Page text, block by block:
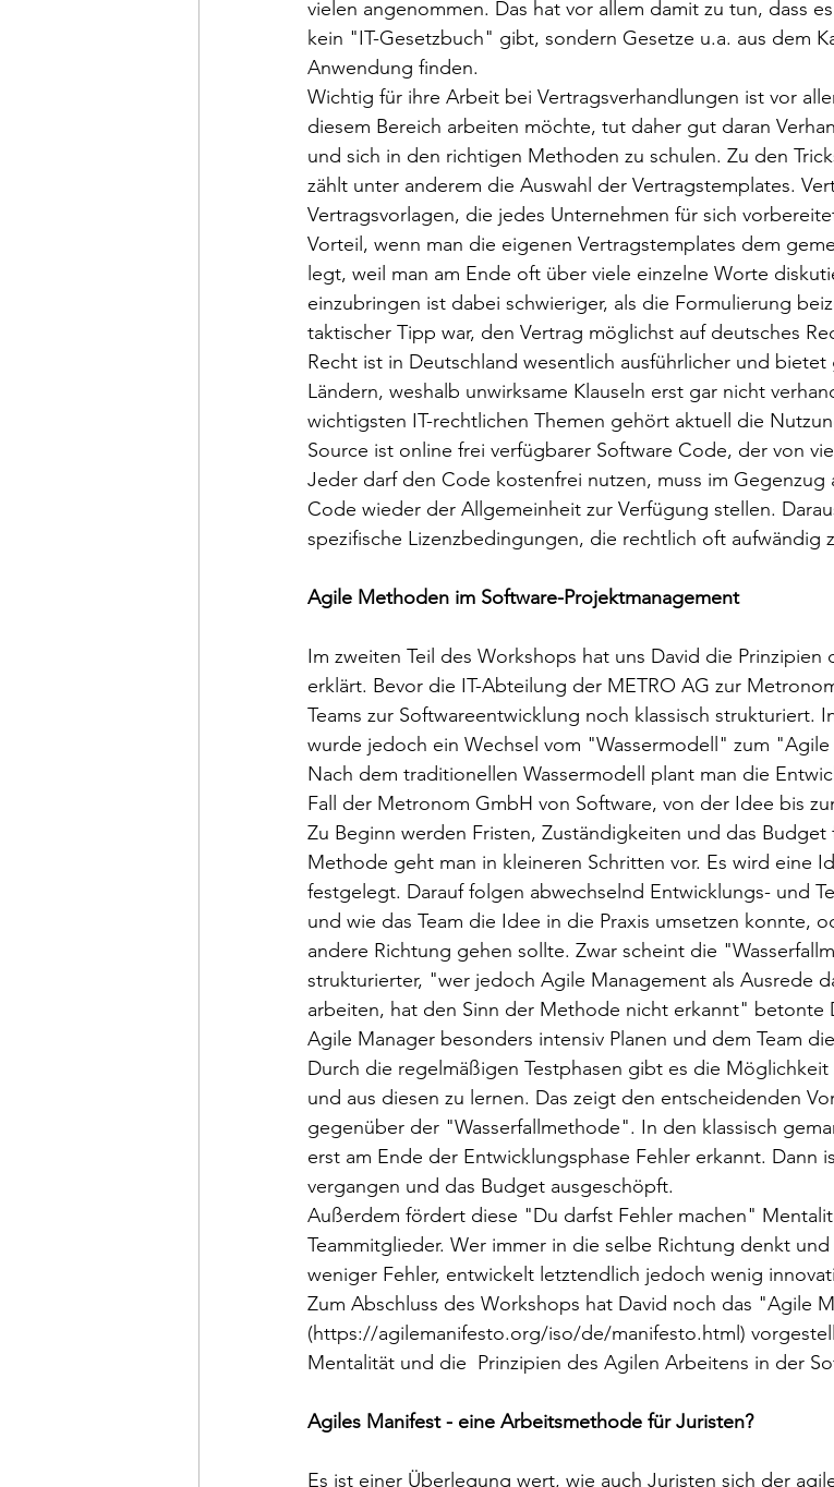
vielen angenommen. Das hat vor allem damit zu tun, dass
kein "IT-Gesetzbuch" gibt, sondern Gesetze u.a. aus dem
Anwendung finden.
Wichtig für ihre Arbeit bei Vertragsverhandlungen ist vor
diesem Bereich arbeiten möchte, tut daher gut daran
und sich in den richtigen Methoden zu schulen. Zu den
zählt unter anderem die Auswahl der Vertragstemplates.
Vertragsvorlagen, die jedes Unternehmen für sich
Vorteil, wenn man die eigenen Vertragstemplates dem
legt, weil man am Ende oft über viele einzelne Worte
einzubringen ist dabei schwieriger, als die Formulierung
taktischer Tipp war, den Vertrag möglichst auf deutsches
Recht ist in Deutschland wesentlich ausführlicher und
Ländern, weshalb unwirksame Klauseln erst gar nicht
wichtigsten IT-rechtlichen Themen gehört aktuell die
Source ist online frei verfügbarer Software Code, der von
Jeder darf den Code kostenfrei nutzen, muss im
Code wieder der Allgemeinheit zur Verfügung stellen.
spezifische Lizenzbedingungen, die rechtlich oft aufwändig
Agile Methoden im Software-Projektmanagement
Im zweiten Teil des Workshops hat uns David die
erklärt. Bevor die IT-Abteilung der METRO AG zur
Teams zur Softwareentwicklung noch klassisch strukturiert.
wurde jedoch ein Wechsel vom "Wassermodell" zum
Nach dem traditionellen Wassermodell plant man die
Fall der Metronom GmbH von Software, von der Idee bis
Zu Beginn werden Fristen, Zuständigkeiten und das
Methode geht man in kleineren Schritten vor. Es wird eine
festgelegt. Darauf folgen abwechselnd Entwicklungs- und
und wie das Team die Idee in die Praxis umsetzen konnte,
andere Richtung gehen sollte. Zwar scheint die
strukturierter, "wer jedoch Agile Management als Ausrede
arbeiten, hat den Sinn der Methode nicht erkannt" betonte
Agile Manager besonders intensiv Planen und dem Team
Durch die regelmäßigen Testphasen gibt es die
und aus diesen zu lernen. Das zeigt den entscheidenden
gegenüber der "Wasserfallmethode". In den klassisch
erst am Ende der Entwicklungsphase Fehler erkannt. Dann
vergangen und das Budget ausgeschöpft.
Außerdem fördert diese "Du darfst Fehler machen"
Teammitglieder. Wer immer in die selbe Richtung denkt
weniger Fehler, entwickelt letztendlich jedoch wenig
Zum Abschluss des Workshops hat David noch das "Agile
(https://agilemanifesto.org/iso/de/manifesto.html)
Mentalität und die  Prinzipien des Agilen Arbeitens in der
Agiles Manifest - eine Arbeitsmethode für Juristen?
Es ist einer Überlegung wert, wie auch Juristen sich der